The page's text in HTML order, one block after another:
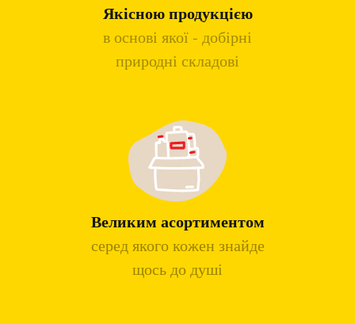
Якісною продукцією
в основі якої - добірні
природні складові
Великим асортиментом
серед якого кожен знайде
щось до душі